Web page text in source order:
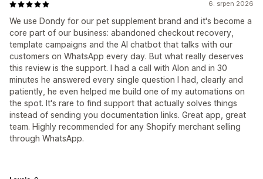
6. srpen 2026
We use Dondy for our pet supplement brand and it's become a
core part of our business: abandoned checkout recovery,
template campaigns and the AI chatbot that talks with our
customers on WhatsApp every day. But what really deserves
this review is the support. I had a call with Alon and in 30
minutes he answered every single question I had, clearly and
patiently, he even helped me build one of my automations on
the spot. It's rare to find support that actually solves things
instead of sending you documentation links. Great app, great
team. Highly recommended for any Shopify merchant selling
through WhatsApp.